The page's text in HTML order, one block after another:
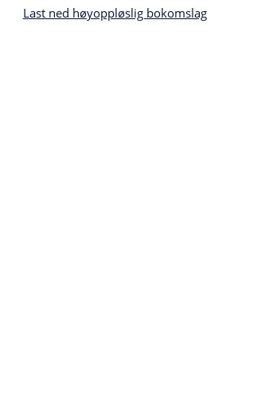
Last ned høyoppløslig bokomslag